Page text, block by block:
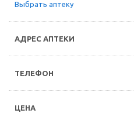
Выбрать аптеку